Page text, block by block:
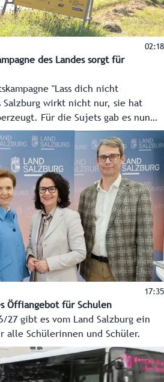
02:18
des Landes sorgt für
"Lass dich nicht
Salzburg wirkt nicht nur, sie hat
Für die Sujets gab es nun
Trophy“ für den Monat August
im Rennen um den Jahressieg. Die
die Kampagne ankommt.
17:35
Öffiangebot für Schulen
27 gibt es vom Land Salzburg ein
alle Schülerinnen und Schüler.